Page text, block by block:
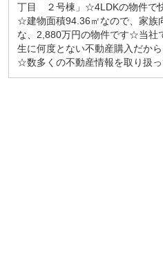
丁目 ２号棟」☆4LDKの物件で
☆建物面積94.36㎡なので、家族
な、2,880万円の物件です☆当社
生に何度とない不動産購入だか
☆数多くの不動産情報を取り扱